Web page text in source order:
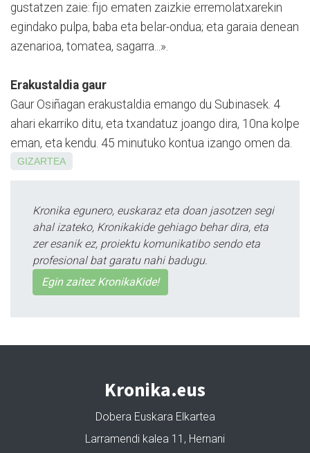
gustatzen zaie: fijo ematen zaizkie erremolatxarekin
egindako pulpa, baba eta belar-ondua; eta garaia denean
azenarioa, tomatea, sagarra...».
Erakustaldia gaur
Gaur Osiñagan erakustaldia emango du Subinasek. 4
ahari ekarriko ditu, eta txandatuz joango dira, 10na kolpe
eman, eta kendu. 45 minutuko kontua izango omen da.
GIZARTEA
Kronika egunero, euskaraz eta doan jasotzen segi
ahal izateko, Kronikakide gehiago behar dira, eta
zer esanik ez, proiektu komunikatibo sendo eta
profesional bat garatu nahi badugu.
Egin zaitez KronikaKide!
Kronika.eus
Dobera Euskara Elkartea
Larramendi kalea 11, Hernani